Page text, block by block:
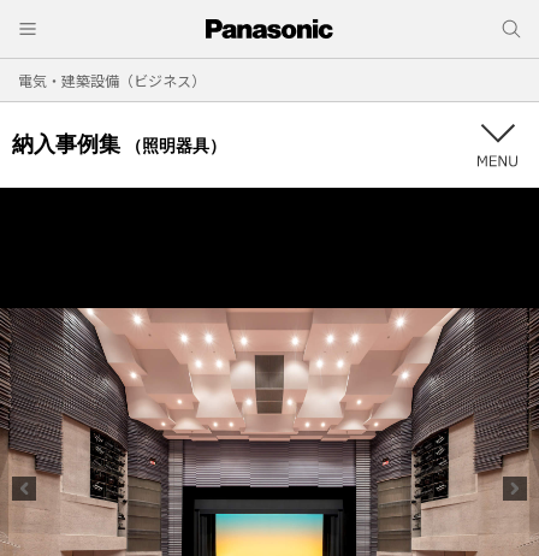
電気・建築設備（ビジネス）
納入事例集 （照明器具）